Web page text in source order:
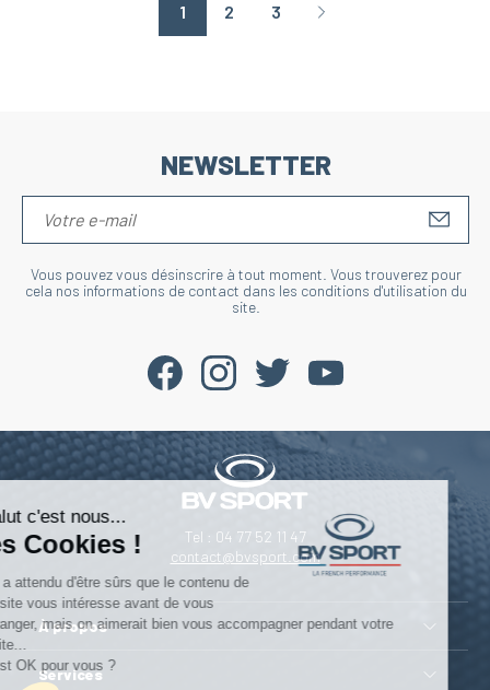
1 2 3 Page suivante
NEWSLETTER
Vous pouvez vous désinscrire à tout moment. Vous trouverez pour
cela nos informations de contact dans les conditions d'utilisation du
site.
Tel : 04 77 52 11 47
contact@bvsport.com
À propos
Services
Salut c'est nous...
les Cookies !
On a attendu d'être sûrs que le contenu de
ce site vous intéresse avant de vous
déranger, mais on aimerait bien vous accompagner pendant votre
visite...
C'est OK pour vous ?